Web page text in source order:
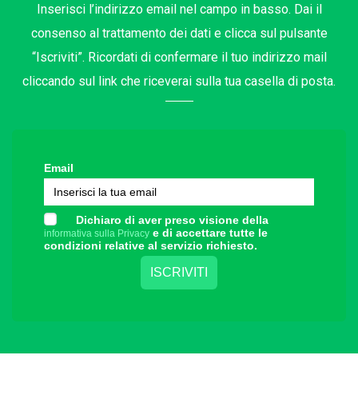
Inserisci l’indirizzo email nel campo in basso. Dai il
consenso al trattamento dei dati e clicca sul pulsante
“Iscriviti”. Ricordati di confermare il tuo indirizzo mail
cliccando sul link che riceverai sulla tua casella di posta.
Email
Dichiaro di aver preso visione della
informativa sulla Privacy e di accettare tutte le
condizioni relative al servizio richiesto.